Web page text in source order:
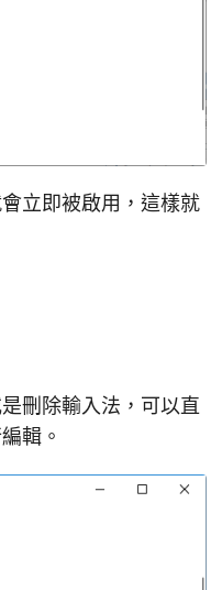
立即被啟用，這樣就
刪除輸入法，可以直
輯。